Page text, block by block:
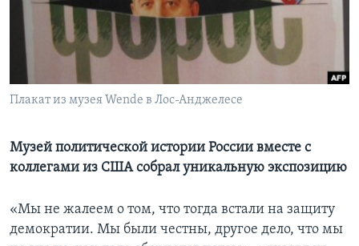
Learning English
Языки
Плакат из музея Wende в Лос-Анджелесе
Музей политической истории России вместе с
коллегами из США собрал уникальную экспозицию
«Мы не жалеем о том, что тогда встали на защиту
демократии. Мы были честны, другое дело, что мы